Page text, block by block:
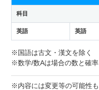
科目
英語 英語
※国語は古文・漢文を除く
※数学/数Aは場合の数と確
※内容には変更等の可能性